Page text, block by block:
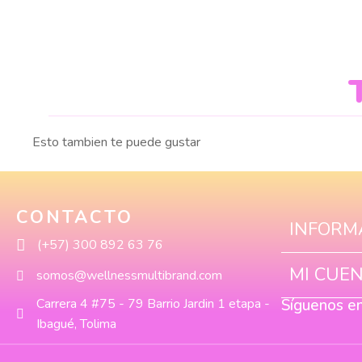
Esto tambien te puede gustar
CONTACTO
(+57) 300 892 63 76
somos@wellnessmultibrand.com
Carrera 4 #75 - 79 Barrio Jardin 1 etapa -
Ibagué, Tolima
MI
Síguenos